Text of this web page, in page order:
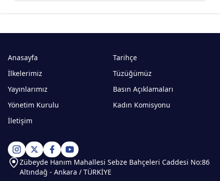
Anasayfa
Tarihçe
İlkelerimiz
Tüzüğümüz
Yayınlarımız
Basın Açıklamaları
Yönetim Kurulu
Kadın Komisyonu
İletişim
Zübeyde Hanım Mahallesi Sebze Bahçeleri Caddesi No:86
Altındağ - Ankara / TÜRKİYE